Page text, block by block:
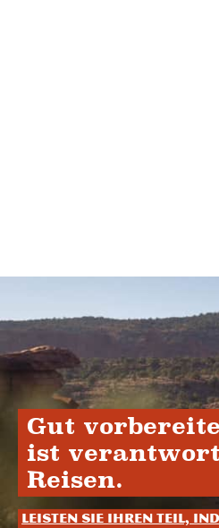
Gut
ist
Reisen.
Leisten Sie Ihren Teil,